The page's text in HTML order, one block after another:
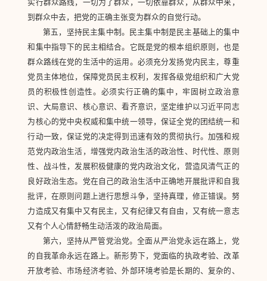
实行群众路线，一切为了群众，一切依靠群众，从群众中来，
到群众中去，把党的正确主张变为群众的自觉行动。
第五，坚持民主集中制。民主集中制是民主基础上的集中
和集中指导下的民主相结合。它既是党的根本组织原则，也是
群众路线在党的生活中的运用。必须充分发扬党内民主，尊重
党员主体地位，保障党员民主权利，发挥各级党组织和广大党
员的积极性创造性。必须实行正确的集中，牢固树立政治意
识、大局意识、核心意识、看齐意识，坚定维护以习近平同志
为核心的党中央权威和集中统一领导，保证全党的团结统一和
行动一致，保证党的决定得到迅速有效的贯彻执行。加强和规
范党内政治生活，增强党内政治生活的政治性、时代性、原则
性、战斗性，发展积极健康的党内政治文化，营造风清气正的
良好政治生态。党在自己的政治生活中正确地开展批评和自我
批评，在原则问题上进行思想斗争，坚持真理，修正错误。努
力造成又有集中又有民主，又有纪律又有自由，又有统一意志
又有个人心情舒畅生动活泼的政治局面。
第六，坚持从严管党治党。全面从严治党永远在路上，党
的自我革命永远在路上。新形势下，党面临的执政考验、改革
开放考验、市场经济考验、外部环境考验是长期的、复杂的、